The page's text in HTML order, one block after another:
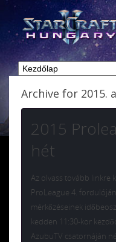
Archive for 2015.
2015
hét
Az olvass tovább linkre
ProLeague 4.
mérkőzéseinek
kedden 11:30-kor
AzubuTV csatornáján